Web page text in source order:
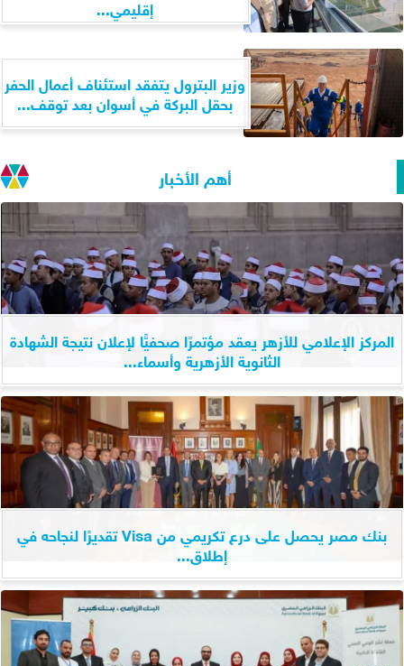
إقليمي...
وزير البترول يتفقد استئناف أعمال الحفر
بحقل البركة في أسوان بعد توقف...
أهم الأخبار
المركز الإعلامي للأزهر يعقد مؤتمرًا صحفيًّا لإعلان نتيجة الشهادة
الثانوية الأزهرية وأسماء...
بنك مصر يحصل على درع تكريمي من Visa تقديرًا لنجاحه في
إطلاق...